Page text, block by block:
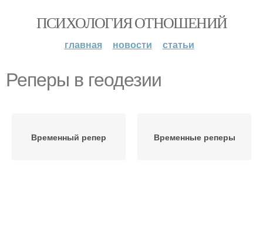
ПСИХОЛОГИЯ ОТНОШЕНИЙ
главная новости статьи
Реперы в геодезии
Временный репер Временные реперы